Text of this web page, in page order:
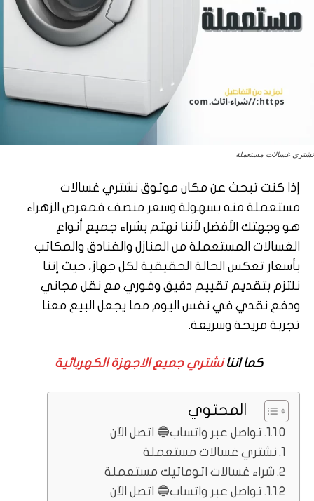
نشتري غسالات مستعملة
إذا كنت تبحث عن مكان موثوق نشتري غسالات
مستعملة منه بسهولة وسعر منصف فمعرض الزهراء
هو وجهتك الأفضل لأننا نهتم بشراء جميع أنواع
الغسالات المستعملة من المنازل والفنادق والمكاتب
بأسعار تعكس الحالة الحقيقية لكل جهاز، حيث إننا
نلتزم بتقديم تقييم دقيق وفوري مع نقل مجاني
ودفع نقدي في نفس اليوم مما يجعل البيع معنا
تجربة مريحة وسريعة.
كما اننانشتري جميع الاجهزة الكهربائية
المحتوي
تواصل عبر واتساب🔵 اتصل الآن
نشتري غسالات مستعملة
شراء غسالات اتوماتيك مستعملة
تواصل عبر واتساب🔵 اتصل الآن